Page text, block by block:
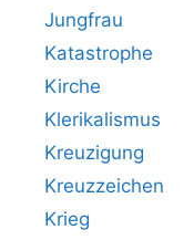
Jungfrau
Katastrophe
Kirche
Klerikalismus
Kreuzigung
Kreuzzeichen
Krieg